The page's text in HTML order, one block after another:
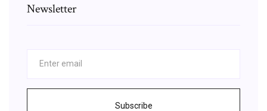
Newsletter
Subscribe